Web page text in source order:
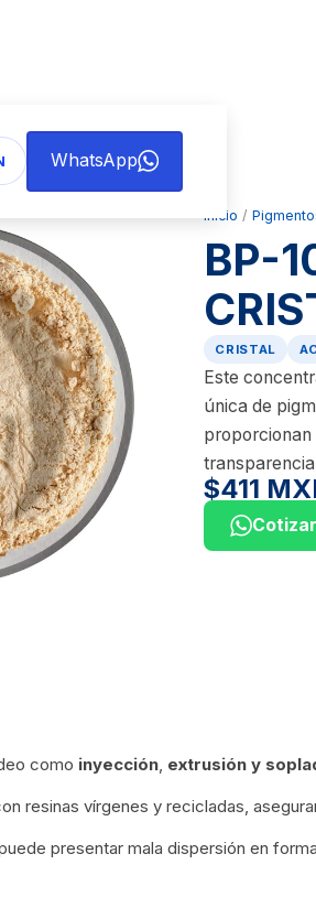
WhatsApp
Inicio /
BP-
CRISTAL
Este
única de
proporcionan
$411
como inyección, extrusión y
resinas vírgenes y recicladas,
puede presentar mala dispersión en